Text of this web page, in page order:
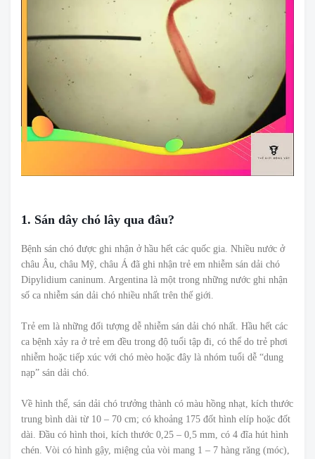
1. Sán dây chó lây qua đâu?
Bệnh sán chó được ghi nhận ở hầu hết các quốc gia. Nhiều nước ở
châu Âu, châu Mỹ, châu Á đã ghi nhận trẻ em nhiễm sán dải chó
Dipylidium caninum. Argentina là một trong những nước ghi nhận
số ca nhiễm sán dải chó nhiều nhất trên thế giới.
Trẻ em là những đối tượng dễ nhiễm sán dải chó nhất. Hầu hết các
ca bệnh xảy ra ở trẻ em đều trong độ tuổi tập đi, có thể do trẻ phơi
nhiễm hoặc tiếp xúc với chó mèo hoặc đây là nhóm tuổi dễ “dung
nạp” sán dải chó.
Về hình thể, sán dải chó trưởng thành có màu hồng nhạt, kích thước
trung bình dài từ 10 – 70 cm; có khoảng 175 đốt hình elíp hoặc đốt
dài. Đầu có hình thoi, kích thước 0,25 – 0,5 mm, có 4 đĩa hút hình
chén. Vòi có hình gậy, miệng của vòi mang 1 – 7 hàng răng (móc),